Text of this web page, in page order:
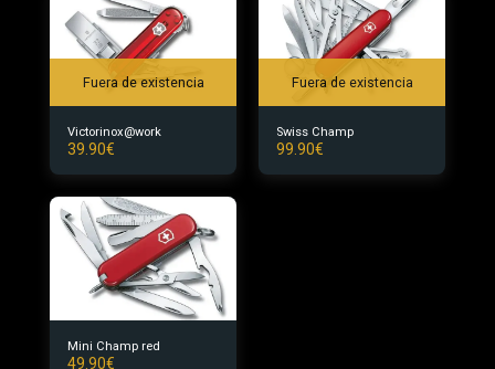
Fuera de existencia
Victorinox@work
39.90€
Fuera de existencia
Swiss Champ
99.90€
Mini Champ red
49.90€